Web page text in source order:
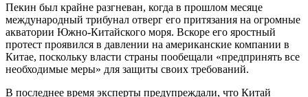
Пекин был крайне разгневан, когда в прошлом месяце
международный трибунал отверг его притязания на огромные
акватории Южно-Китайского моря. Вскоре его яростный
протест проявился в давлении на американские компании в
Китае, поскольку власти страны пообещали «предпринять все
необходимые меры» для защиты своих требований.
В последнее время эксперты предупреждали, что Китай